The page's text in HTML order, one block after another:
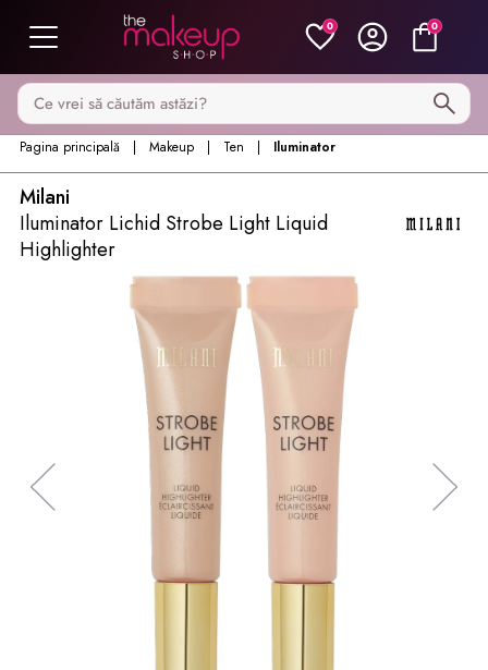
0 0
Caută pe MakeupShop
Pagina principală Makeup Ten Iluminator
Milani
Iluminator Lichid Strobe Light Liquid
Highlighter